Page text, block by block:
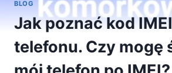
BLOG
Jak poznać kod
telefonu. Czy mogę